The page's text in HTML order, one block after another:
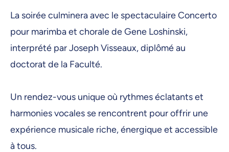
La soirée culminera avec le spectaculaire Concerto
pour marimba et chorale de Gene Loshinski,
interprété par Joseph Visseaux, diplômé au
doctorat de la Faculté.
Un rendez-vous unique où rythmes éclatants et
harmonies vocales se rencontrent pour offrir une
expérience musicale riche, énergique et accessible
à tous.